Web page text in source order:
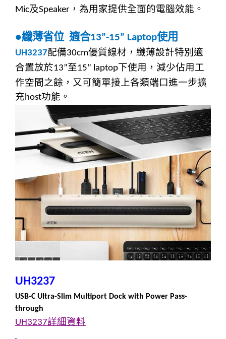
Mic及Speaker ，為用家提供全面的電腦效能。
●纖薄省位 適合13”-15” Laptop使用
UH3237配備30cm優質線材， 纖薄設計特別 適
合置放於13”至15” laptop下使用，減少佔用工
作空間之餘，又可簡單接上各類端口進一步擴
充 host功能 。
UH3237
USB-C Ultra-Slim Multiport Dock with Power Pass-
through
UH3237詳細資料